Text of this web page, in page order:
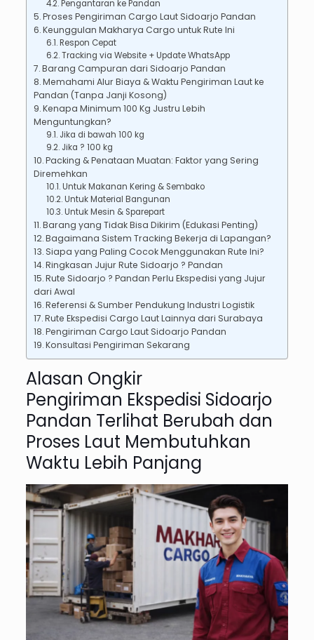
Pengantaran ke Pandan
Proses Pengiriman Cargo Laut Sidoarjo Pandan
Keunggulan Makharya Cargo untuk Rute Ini
Respon Cepat
Tracking via Website + Update WhatsApp
Barang Campuran dari Sidoarjo Pandan
Memahami Alur Biaya & Waktu Pengiriman Laut ke
Pandan (Tanpa Janji Kosong)
Kenapa Minimum 100 Kg Justru Lebih
Menguntungkan?
Jika di bawah 100 kg
Jika ? 100 kg
Packing & Penataan Muatan: Faktor yang Sering
Diremehkan
Untuk Makanan Kering & Sembako
Untuk Material Bangunan
Untuk Mesin & Sparepart
Barang yang Tidak Bisa Dikirim (Edukasi Penting)
Bagaimana Sistem Tracking Bekerja di Lapangan?
Siapa yang Paling Cocok Menggunakan Rute Ini?
Ringkasan Jujur Rute Sidoarjo ? Pandan
Rute Sidoarjo ? Pandan Perlu Ekspedisi yang Jujur
dari Awal
Referensi & Sumber Pendukung Industri Logistik
Rute Ekspedisi Cargo Laut Lainnya dari Surabaya
Pengiriman Cargo Laut Sidoarjo Pandan
Konsultasi Pengiriman Sekarang
Alasan Ongkir
Pengiriman Ekspedisi Sidoarjo
Pandan Terlihat Berubah dan
Proses Laut Membutuhkan
Waktu Lebih Panjang